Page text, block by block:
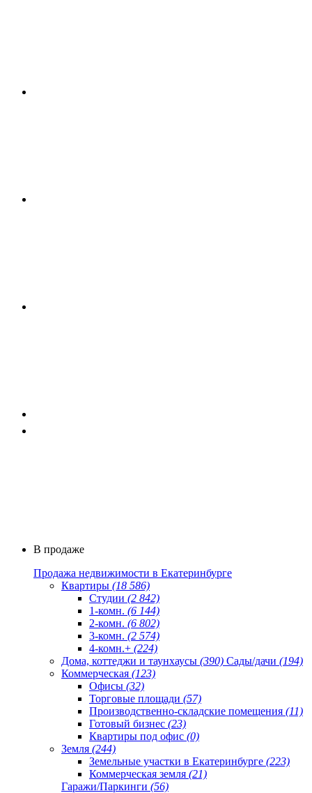
В продаже
Продажа недвижимости в Екатеринбурге
Квартиры (18 586)
Студии (2 842)
1-комн. (6 144)
2-комн. (6 802)
3-комн. (2 574)
4-комн.+ (224)
Дома, коттеджи и таунхаусы (390) Сады/дачи (194)
Коммерческая (123)
Офисы (32)
Торговые площади (57)
Производственно-складские помещения (11)
Готовый бизнес (23)
Квартиры под офис (0)
Земля (244)
Земельные участки в Екатеринбурге (223)
Коммерческая земля (21)
Гаражи/Паркинги (56)